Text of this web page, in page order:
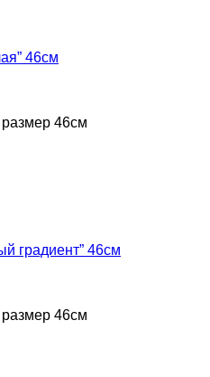
46см
46см
градиент” 46см
46см